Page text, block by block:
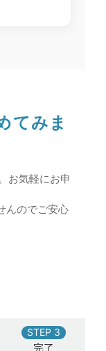
てみま
お気軽にお申
んのでご安心